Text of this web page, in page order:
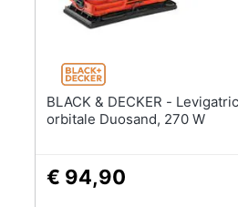
BLACK & DECKER - Levigatrice
orbitale Duosand, 270 W
€ 94,90